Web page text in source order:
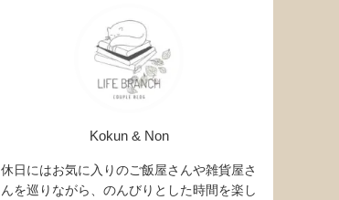
Kokun & Non
休日にはお気に入りのご飯屋さんや雑貨屋さ
んを巡りながら、のんびりとした時間を楽し